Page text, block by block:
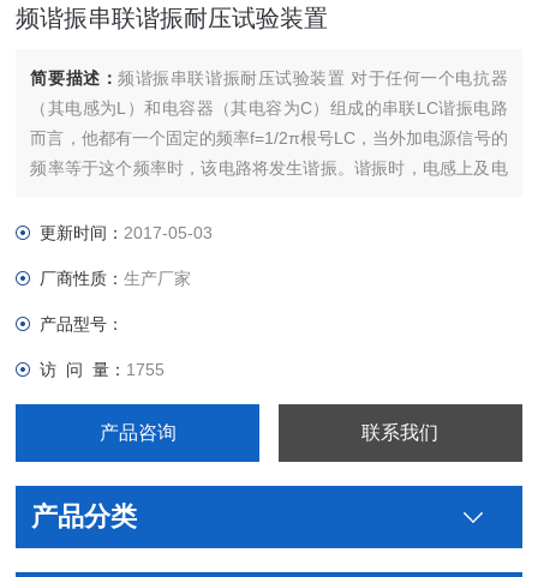
频谐振串联谐振耐压试验装置
简要描述：频谐振串联谐振耐压试验装置 对于任何一个电抗器
（其电感为L）和电容器（其电容为C）组成的串联LC谐振电路
而言，他都有一个固定的频率f=1/2π根号LC，当外加电源信号的
频率等于这个频率时，该电路将发生谐振。谐振时，电感上及电
器。
更新时间： 2017-05-03
厂商性质：生产厂家
产品型号：
访 问 量： 1755
产品咨询 联系我们
产品分类